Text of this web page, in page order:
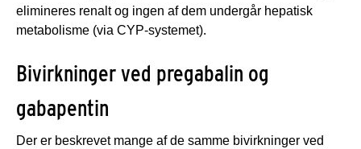
elimineres renalt og ingen af dem undergår hepatisk
metabolisme (via CYP-systemet).
Bivirkninger ved pregabalin og
gabapentin
Der er beskrevet mange af de samme bivirkninger ved